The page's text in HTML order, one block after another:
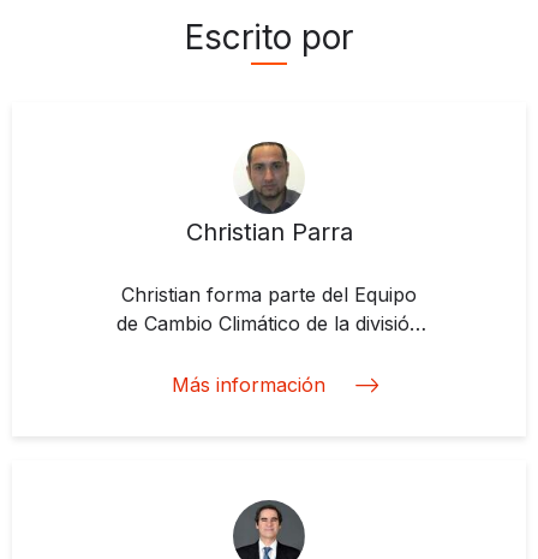
Escrito por
Christian Parra
Christian forma parte del Equipo
de Cambio Climático de la división
Invest, al que se incorporó en
Antes de unirse al Grupo BID,
ocupó cargos como: Director
Nacional de Mitigación del Cambio
Más información